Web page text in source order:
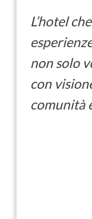
L’hotel
non solo
con
comunità